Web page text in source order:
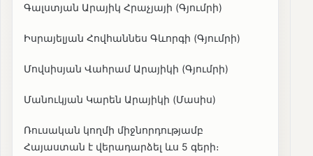
Գալստյան Արայիկ Հրաչյայի (Գյումրի)
Իսրայելյան Հովհաննես Գևորգի (Գյումրի)
Մովսիսյան Վահրամ Արայիկի (Գյումրի)
Մանուկյան Կարեն Արայիկի (Մասիս)
Ռուսական կողմի միջնորդությամբ
Հայաստան է վերադարձել ևս 5 գերի։